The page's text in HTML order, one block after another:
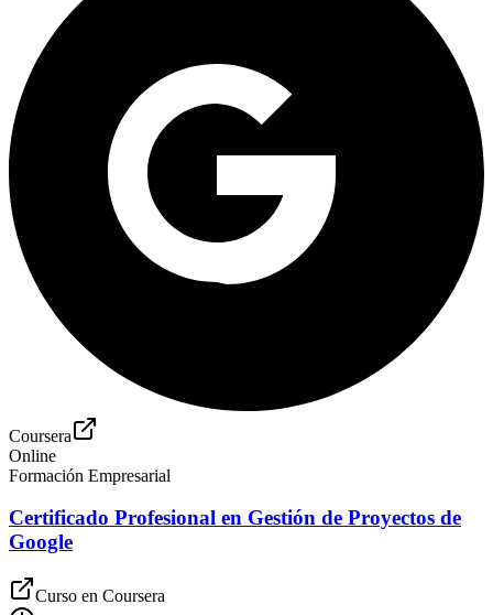
Coursera
Online
Formación Empresarial
Certificado Profesional en Gestión de Proyectos de
Google
Curso en Coursera